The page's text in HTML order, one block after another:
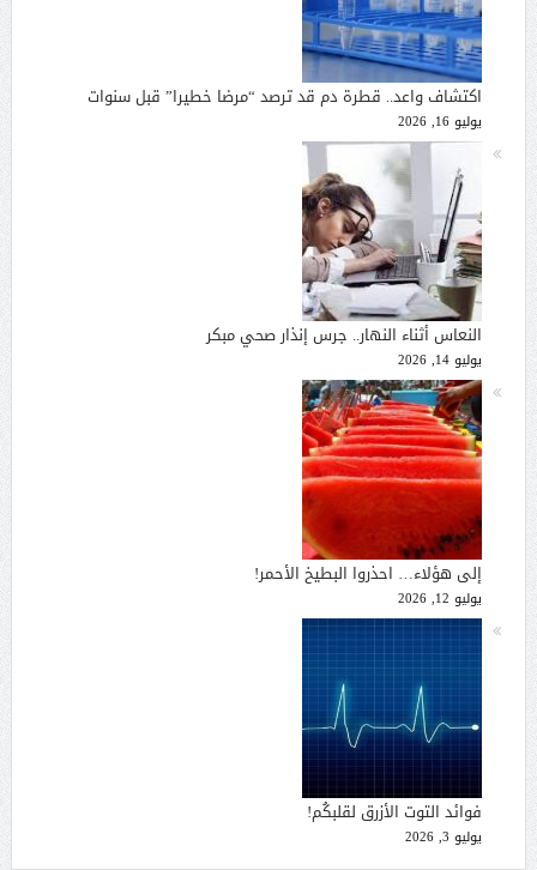
اكتشاف واعد.. قطرة دم قد ترصد “مرضا خطيرا” قبل سنوات
يوليو 16, 2026
النعاس أثناء النهار.. جرس إنذار صحي مبكر
يوليو 14, 2026
إلى هؤلاء… احذروا البطيخ الأحمر!
يوليو 12, 2026
فوائد التوت الأزرق لقلبكُم!
يوليو 3, 2026